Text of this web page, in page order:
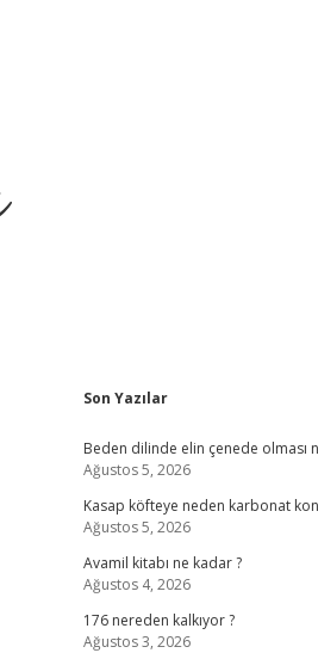
Sidebar
Son Yazılar
Beden dilinde elin çenede olması
Ağustos 5, 2026
Kasap köfteye neden karbonat
Ağustos 5, 2026
Avamil kitabı ne kadar ?
Ağustos 4, 2026
176 nereden kalkıyor ?
Ağustos 3, 2026